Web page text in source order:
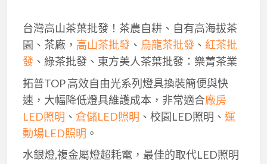
台灣高山茶葉批發！茶農自耕、自有高海拔茶
園、茶廠， 高山茶批發、 烏龍茶批發、 紅茶批
發、綠茶批發、東方美人茶葉批發：樂菁茶業
拓普TOP 高效自由光系列燈具換裝簡便與快
速，大幅降低燈具維護成本，非常適合廠房
LED照明 、 倉儲LED照明 、校園LED照明、 運
動場LED照明 。
水銀燈,複金屬燈超耗電，最佳的取代LED照明